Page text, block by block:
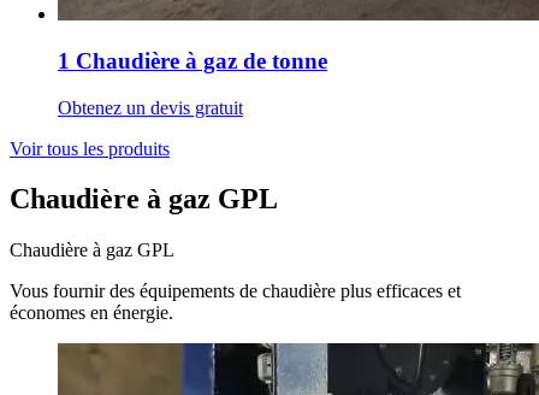
1 Chaudière à gaz de tonne
Obtenez un devis gratuit
Voir tous les produits
Chaudière à gaz GPL
Chaudière à gaz GPL
Vous fournir des équipements de chaudière plus efficaces et
économes en énergie.